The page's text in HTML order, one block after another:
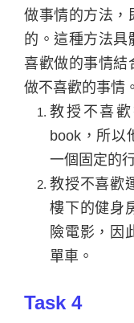
做事情的方法，
的。這種方法具
喜歡做的事情結
做不喜歡的事情
教授不喜
book，所以
一個固定的
教授不喜歡
樓下的健身
險電影，因
單車。
Task 4